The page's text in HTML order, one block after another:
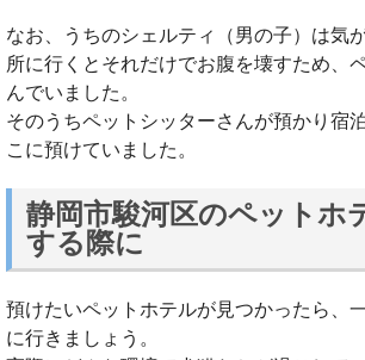
なお、うちのシェルティ（男の子）は気
所に行くとそれだけでお腹を壊すため、
んでいました。
そのうちペットシッターさんが預かり宿
こに預けていました。
静岡市駿河区のペットホ
する際に
預けたいペットホテルが見つかったら、
に行きましょう。